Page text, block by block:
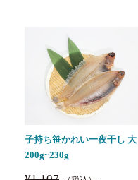
子持ち笹かれい一夜干し 大
200g~230g